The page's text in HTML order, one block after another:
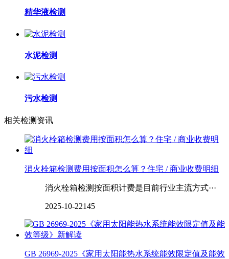
精华液检测
水泥检测
污水检测
相关检测资讯
消火栓箱检测费用按面积怎么算？住宅 / 商业收费明细
消火栓箱检测按面积计费是目前行业主流方式···
2025-10-22145
GB 26969-2025《家用太阳能热水系统能效限定值及能效